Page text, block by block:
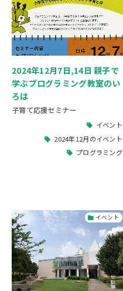
2024年12月7日,14日 親子で
学ぶプログラミング教室のい
ろは
子育て応援セミナー
イベント
2024年12月のイベント
プログラミング
イベント